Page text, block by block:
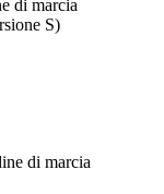
di marcia
S)
di marcia